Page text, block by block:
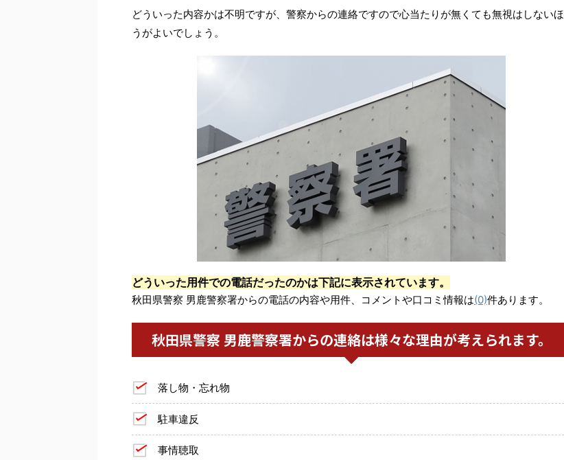
どういった内容かは不明ですが、警察からの連絡ですので心当たりが無くても無視はしないほ
うがよいでしょう。
どういった用件での電話だったのかは下記に表示されています。
秋田県警察 男鹿警察署からの電話の内容や用件、コメントや口コミ情報は(0)件あります。
秋田県警察 男鹿警察署からの連絡は様々な理由が考えられます。
落し物・忘れ物
駐車違反
事情聴取